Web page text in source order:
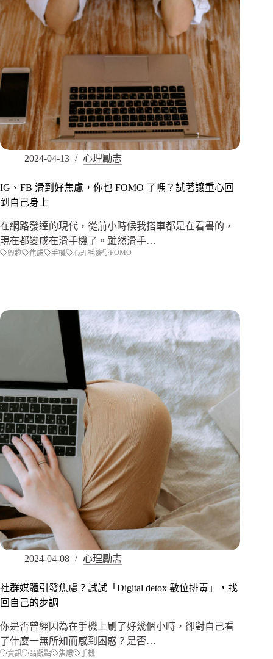
2024-04-13 心理勵志
IG、FB 滑到好焦慮，你也 FOMO 了嗎？試著讓重心回
到自己身上
在網路發達的現代，從前小時候我搭車都是在看書的，
現在都變成在滑手機了。雖然滑手…
興趣 焦慮 手機 心理毛邊 FOMO
2024-04-08 心理勵志
社群媒體引發焦慮？試試「Digital detox 數位排毒」，找
回自己的步調
你是否曾經因為在手機上刷了好幾個小時，卻對自己看
了什麼一無所知而感到困惑？是否…
資訊 品觀點 焦慮 手機